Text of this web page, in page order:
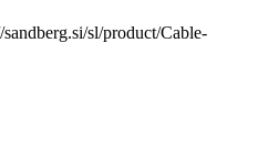
sl/product/Cable-